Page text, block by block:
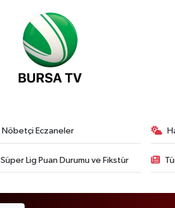
Nöbetçi Eczaneler
Süper Lig Puan Durumu ve Fikstür